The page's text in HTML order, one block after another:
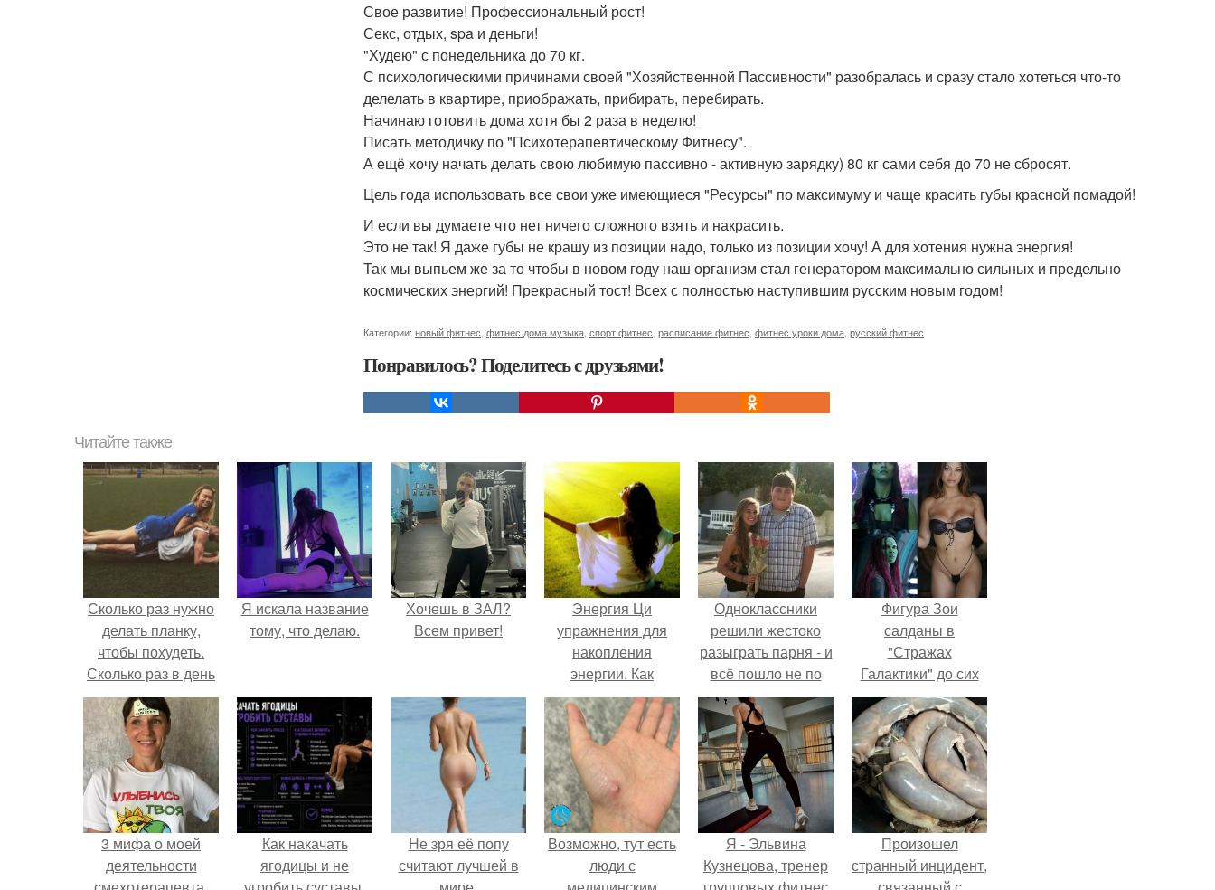
Свое развитие! Профессиональный рост!
Секс, отдых, spa и деньги!
"Худею" с понедельника до 70 кг.
С психологическими причинами своей "Хозяйственной Пассивности" разобралась и сразу стало хотеться что-то
делелать в квартире, приображать, прибирать, перебирать.
Начинаю готовить дома хотя бы 2 раза в неделю!
Писать методичку по "Психотерапевтическому Фитнесу".
А ещё хочу начать делать свою любимую пассивно - активную зарядку) 80 кг сами себя до 70 не сбросят.
Цель года использовать все свои уже имеющиеся "Ресурсы" по максимуму и чаще красить губы красной помадой!
И если вы думаете что нет ничего сложного взять и накрасить.
Это не так! Я даже губы не крашу из позиции надо, только из позиции хочу! А для хотения нужна энергия!
Так мы выпьем же за то чтобы в новом году наш организм стал генератором максимально сильных и предельно
космических энергий! Прекрасный тост! Всех с полностью наступившим русским новым годом!
Категории: новый фитнес фитнес дома музыка спорт фитнес расписание фитнес фитнес уроки дома русский фитнес
Понравилось? Поделитесь с друзьями!
Читайте также
Сколько раз нужно
делать планку,
чтобы похудеть.
Сколько раз в день
делать планку —,
чтобы был
результат для
похудения
Я искала название
тому, что делаю.
Хочешь в ЗАЛ?
Всем привет!
Энергия Ци
упражнения для
накопления
энергии. Как
увеличить женскую
энергию.
Одноклассники
решили жестоко
разыграть парня - и
всё пошло не по
плану.
Фигура Зои
салданы в
"Стражах
Галактики" до сих
пор вызывает
восхищение.
3 мифа о моей
деятельности
Как накачать
ягодицы и не
Не зря её попу
считают лучшей в
Возможно, тут есть
люди с
Я - Эльвина
Кузнецова, тренер
Произошел
странный инцидент,